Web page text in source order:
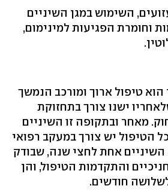
השימוש במגן השיניים
וחומרת הפגיעות למינימום,
הוא טיפול ארוך ומורכב הנמשך
ישנו צורך בתחזוקת
מאחר ובתקופה זו השיניים
הטיפול יש צורך במעקב רפואי
השיניים אחת לחצי שנה, שבודק
והתקדמות הטיפול, והן
חודשים.